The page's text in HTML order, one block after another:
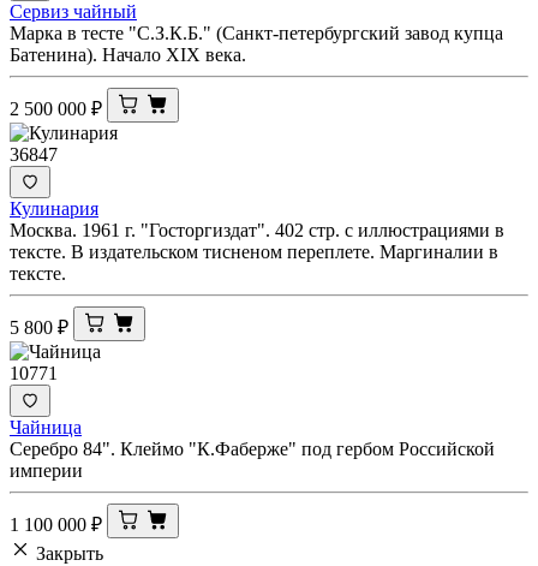
Сервиз чайный
Марка в тесте "С.З.К.Б." (Санкт-петербургский завод купца
Батенина). Начало XIX века.
2 500 000 ₽
36847
Кулинария
Москва. 1961 г. "Госторгиздат". 402 стр. с иллюстрациями в
тексте. В издательском тисненом переплете. Маргиналии в
тексте.
5 800 ₽
10771
Чайница
Серебро 84". Клеймо "К.Фаберже" под гербом Российской
империи
1 100 000 ₽
Закрыть